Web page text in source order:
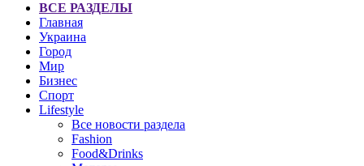
ВСЕ РАЗДЕЛЫ
Главная
Украина
Город
Мир
Бизнес
Спорт
Lifestyle
Все новости раздела
Fashion
Food&Drinks